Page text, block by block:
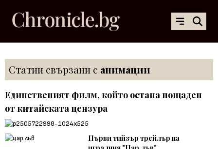
Статии свързани с анимации
Единственият филм, който остана пощаден
от китайската цензура
Първи тийзър трейлър на